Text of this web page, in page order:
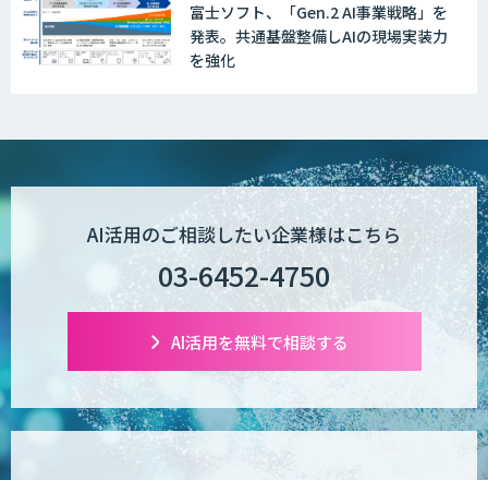
富士ソフト、「Gen.2 AI事業戦略」を
発表。共通基盤整備しAIの現場実装力
を強化
AI活用のご相談したい企業様はこちら
03-6452-4750
AI活用を無料で相談する